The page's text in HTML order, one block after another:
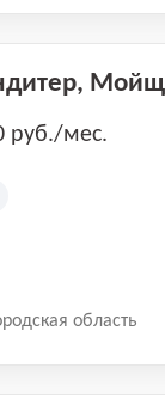
руб./мес.
область